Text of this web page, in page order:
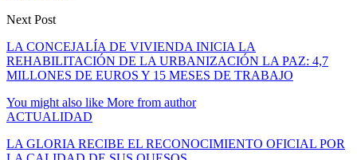
Next Post
LA CONCEJALÍA DE VIVIENDA INICIA LA
REHABILITACIÓN DE LA URBANIZACIÓN LA PAZ: 4,7
MILLONES DE EUROS Y 15 MESES DE TRABAJO
You might also like More from author
ACTUALIDAD
LA GLORIA RECIBE EL RECONOCIMIENTO OFICIAL POR